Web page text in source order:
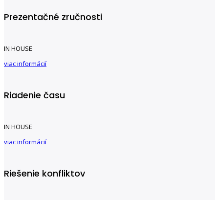
Prezentačné zručnosti
IN HOUSE
viac informácií
Riadenie času
IN HOUSE
viac informácií
Riešenie konfliktov